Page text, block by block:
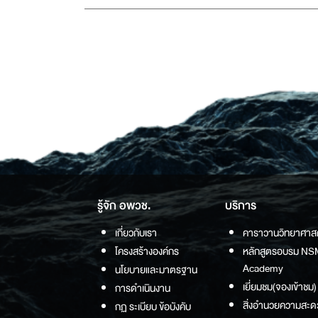
รู้จัก อพวช.
เกี่ยวกับเรา
โครงสร้างองค์กร
นโยบายและมาตรฐาน
การดำเนินงาน
กฏ ระเบียบ ข้อบังคับ
บริการ
คาราวานวิทยาศา
หลักสูตรอบรม
Academy
เยี่ยมชม(จองเข้าชม)
สิ่งอำนวยความสะ